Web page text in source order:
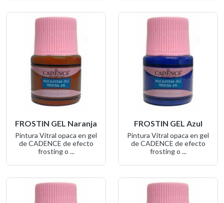
FROSTIN GEL Naranja
Pintura Vitral opaca en gel
de CADENCE de efecto
frosting o ...
FROSTIN GEL Azul
Pintura Vitral opaca en gel
de CADENCE de efecto
frosting o ...